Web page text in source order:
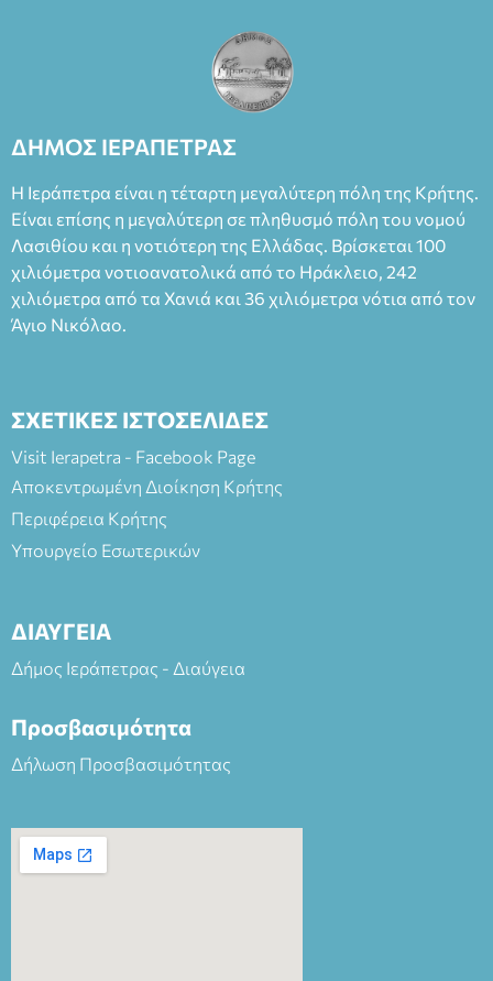
ΔΗΜΟΣ ΙΕΡΑΠΕΤΡΑΣ
Η Ιεράπετρα είναι η τέταρτη μεγαλύτερη πόλη της Κρήτης.
Είναι επίσης η μεγαλύτερη σε πληθυσμό πόλη του νομού
Λασιθίου και η νοτιότερη της Ελλάδας. Βρίσκεται 100
χιλιόμετρα νοτιοανατολικά από το Ηράκλειο, 242
χιλιόμετρα από τα Χανιά και 36 χιλιόμετρα νότια από τον
Άγιο Νικόλαο.
ΣΧΕΤΙΚΕΣ ΙΣΤΟΣΕΛΙΔΕΣ
Visit Ierapetra - Facebook Page
Αποκεντρωμένη Διοίκηση Κρήτης
Περιφέρεια Κρήτης
Υπουργείο Εσωτερικών
ΔΙΑΥΓΕΙΑ
Δήμος Ιεράπετρας - Διαύγεια
Προσβασιμότητα
Δήλωση Προσβασιμότητας